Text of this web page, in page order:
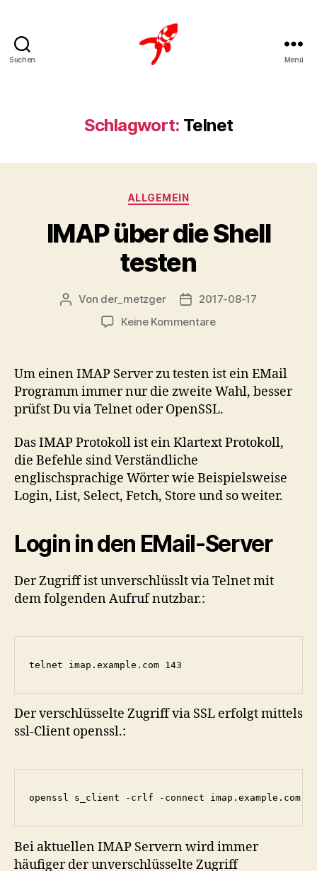
Suchen Menü
Schlagwort: Telnet
Kategorien
ALLGEMEIN
IMAP über die Shell
testen
Beitragsautor
Von der_metzger Veröffentlichungsdatum
2017-08-17
Keine Kommentarezu
die
Shell
testen
Um einen IMAP Server zu testen ist ein EMail
Programm immer nur die zweite Wahl, besser
prüfst Du via Telnet oder OpenSSL.
Das IMAP Protokoll ist ein Klartext Protokoll,
die Befehle sind Verständliche
englischsprachige Wörter wie Beispielsweise
Login, List, Select, Fetch, Store und so weiter.
Login in den EMail-Server
Der Zugriff ist unverschlüsslt via Telnet mit
dem folgenden Aufruf nutzbar.:
telnet imap.example.com 143
Der verschlüsselte Zugriff via SSL erfolgt mittels
ssl-Client openssl.:
openssl s_client -crlf -connect
Bei aktuellen IMAP Servern wird immer
häufiger der unverschlüsselte Zugriff